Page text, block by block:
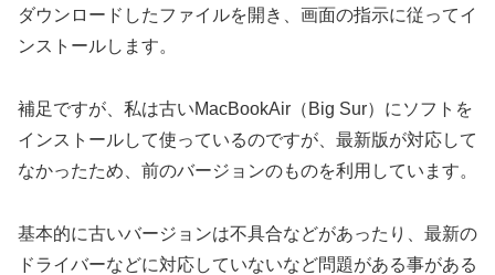
ダウンロードしたファイルを開き、画面の指示に従ってイ
ンストールします。
補足ですが、私は古いMacBookAir（Big Sur）にソフトを
インストールして使っているのですが、最新版が対応して
なかったため、前のバージョンのものを利用しています。
基本的に古いバージョンは不具合などがあったり、最新の
ドライバーなどに対応していないなど問題がある事がある